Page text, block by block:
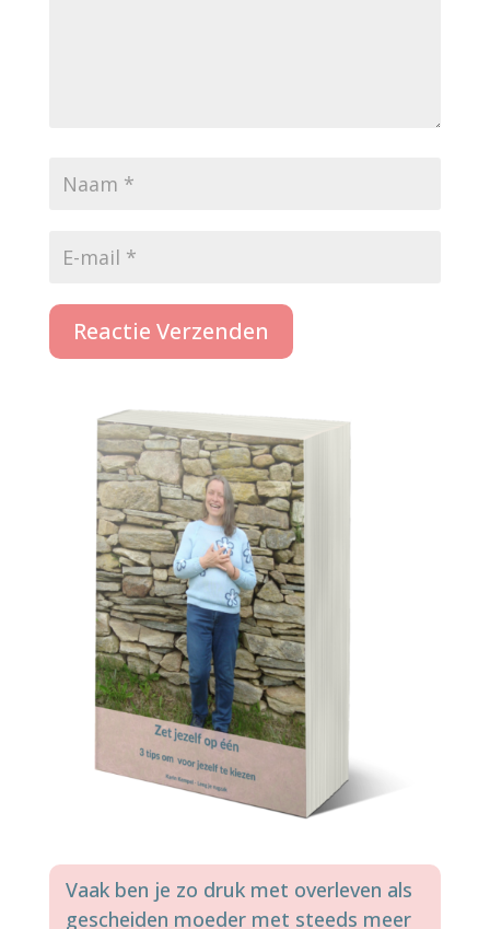
Reactie Verzenden
Vaak ben je zo druk met overleven als
gescheiden moeder met steeds meer